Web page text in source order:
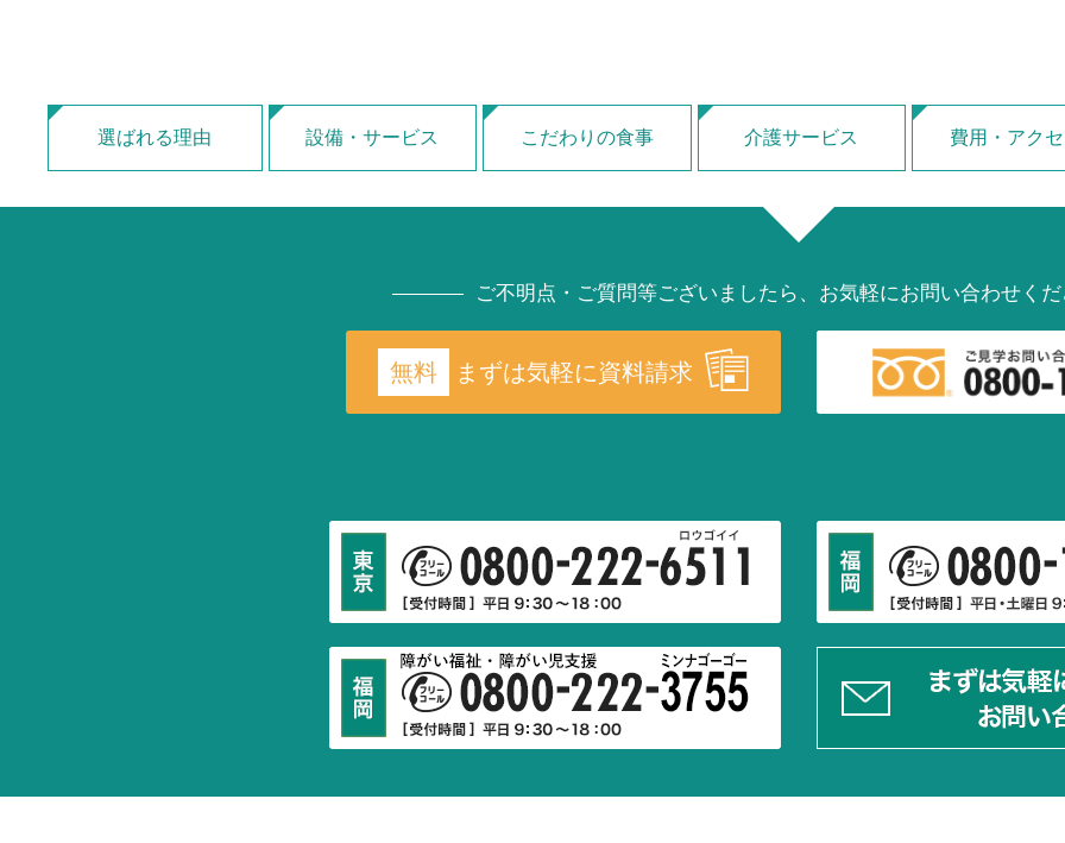
選ばれる理由 設備・サービス こだわりの食事 介護サービス 費用・アク
ご不明点・ご質問等ございましたら、お気軽にお問い合わせく
無料 まずは気軽に資料請求